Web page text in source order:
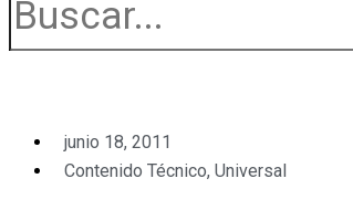
junio 18, 2011
Contenido Técnico, Universal